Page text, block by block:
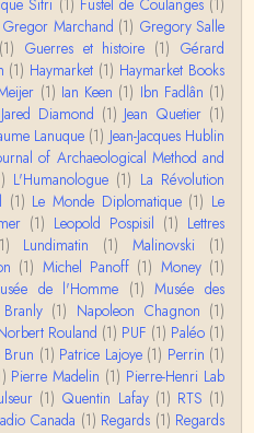
une société pat…
Ca me fait me deman
de revoir l'histoire des…
méthodique. En effet, les "b
pu trouver a…
de la remise en cause de l'i
vivant essentiellem…
au collège de France
et la chasse, très c
Gregor Marchand (1) Gregory Salle
(1) Guerres et histoire (1) Gérard
(1) Haymarket (1) Haymarket Books
(1) Ian Keen (1) Ibn Fadlân (1)
Jared Diamond (1) Jean Quetier (1)
Lanuque (1) Jean-Jacques Hublin
of Archaeological Method and
L'Humanologue (1) La Révolution
(1) Le Monde Diplomatique (1) Le
(1) Leopold Pospisil (1) Lettres
Lundimatin (1) Malinovski
(1)
(1) Michel Panoff (1) Money (1)
de l'Homme (1) Musée des
(1) Napoleon Chagnon (1)
Rouland (1) PUF (1) Paléo (1)
Brun (1) Patrice Lajoye (1) Perrin (1)
Pierre Madelin (1) Pierre-Henri Lab
(1) Quentin Lafay (1) RTS (1)
Canada (1) Regards (1) Regards